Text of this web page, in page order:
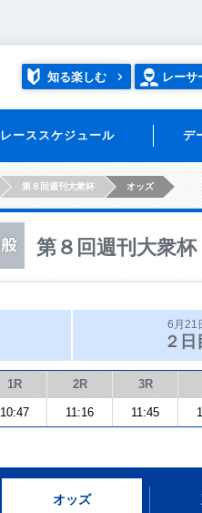
知る楽しむ レーサ
レーススケジュール デ
第８回週刊大衆杯 オッズ
第８回週刊大衆杯
6月21
２日
1R 2R 3R
10:47 11:16 11:45
オッズ